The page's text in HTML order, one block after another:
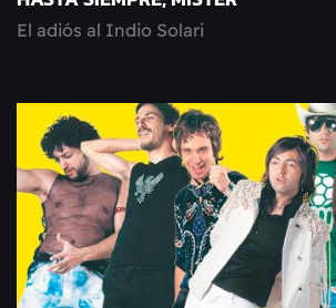
El adiós al Indio Solari